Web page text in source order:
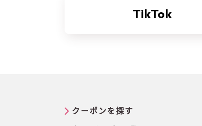
TikTok
クーポンを探す